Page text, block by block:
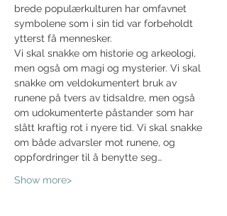
brede populærkulturen har omfavnet
symbolene som i sin tid var forbeholdt
ytterst få mennesker.
Vi skal snakke om historie og arkeologi,
men også om magi og mysterier. Vi skal
snakke om veldokumentert bruk av
runene på tvers av tidsaldre, men også
om udokumenterte påstander som har
slått kraftig rot i nyere tid. Vi skal snakke
om både advarsler mot runene, og
oppfordringer til å benytte seg…
Show more>